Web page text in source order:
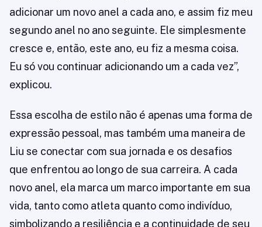
adicionar um novo anel a cada ano, e assim fiz meu
segundo anel no ano seguinte. Ele simplesmente
cresce e, então, este ano, eu fiz a mesma coisa.
Eu só vou continuar adicionando um a cada vez”,
explicou.
Essa escolha de estilo não é apenas uma forma de
expressão pessoal, mas também uma maneira de
Liu se conectar com sua jornada e os desafios
que enfrentou ao longo de sua carreira. A cada
novo anel, ela marca um marco importante em sua
vida, tanto como atleta quanto como indivíduo,
simbolizando a resiliência e a continuidade de seu